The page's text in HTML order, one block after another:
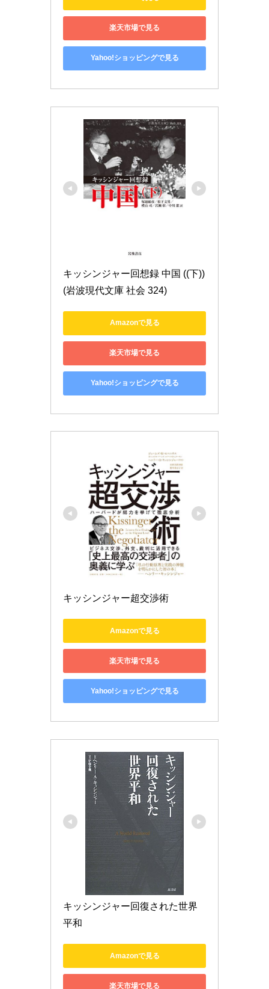
楽天市場で見る
Yahoo!ショッピングで見る
キッシンジャー回想録 中国 ((下))
(岩波現代文庫 社会 324)
Amazonで見る
楽天市場で見る
Yahoo!ショッピングで見る
キッシンジャー超交渉術
Amazonで見る
楽天市場で見る
Yahoo!ショッピングで見る
キッシンジャー回復された世界
平和
Amazonで見る
楽天市場で見る